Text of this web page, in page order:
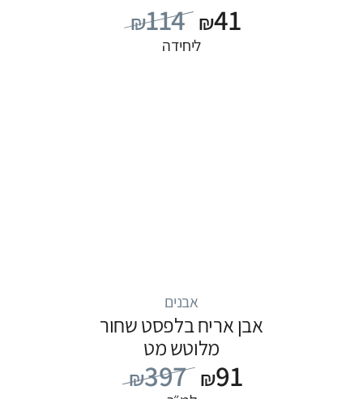
₪114 ₪41
ליחידה
אבנים
אבן אריח בלפסט שחור
מלוטש מט
₪397 ₪91